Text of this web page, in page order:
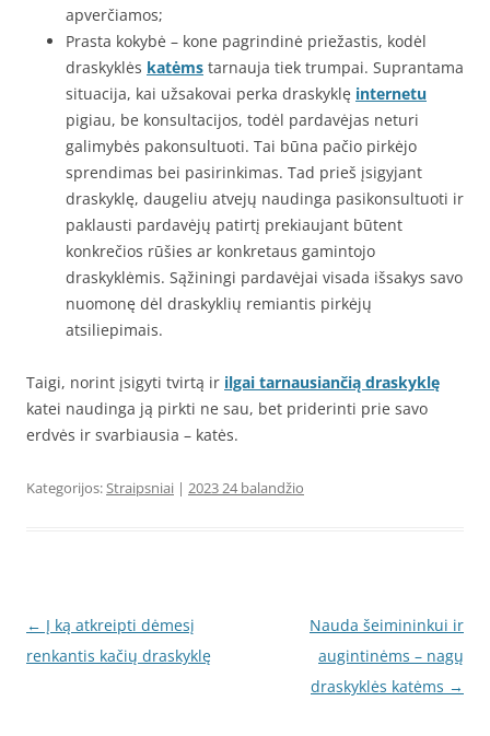
apverčiamos;
Prasta kokybė – kone pagrindinė priežastis, kodėl
draskyklės katėms tarnauja tiek trumpai. Suprantama
situacija, kai užsakovai perka draskyklę internetu
pigiau, be konsultacijos, todėl pardavėjas neturi
galimybės pakonsultuoti. Tai būna pačio pirkėjo
sprendimas bei pasirinkimas. Tad prieš įsigyjant
draskyklę, daugeliu atvejų naudinga pasikonsultuoti ir
paklausti pardavėjų patirtį prekiaujant būtent
konkrečios rūšies ar konkretaus gamintojo
draskyklėmis. Sąžiningi pardavėjai visada išsakys savo
nuomonę dėl draskyklių remiantis pirkėjų
atsiliepimais.
Taigi, norint įsigyti tvirtą ir ilgai tarnausiančią draskyklę
katei naudinga ją pirkti ne sau, bet priderinti prie savo
erdvės ir svarbiausia – katės.
Kategorijos:Straipsniai | 2023 24 balandžio
Įrašo
navigacija
← Į ką atkreipti dėmesį
renkantis kačių draskyklę
Nauda šeimininkui ir
augintinėms – nagų
draskyklės katėms →